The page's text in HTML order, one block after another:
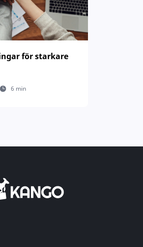
för starkare
6 min